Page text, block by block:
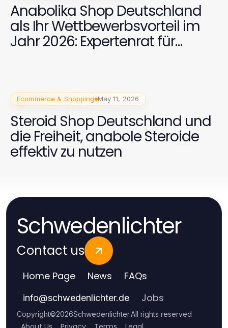
Anabolika Shop Deutschland
als Ihr Wettbewerbsvorteil im
Jahr 2026: Expertenrat für
Ecommerce & Shopping May 11, 2026
Steroid Shop Deutschland und
die Freiheit, anabole Steroide
effektiv zu nutzen
Schwedenlichter
Contact us
Home Page News FAQs
info@schwedenlichter.de Jobs
Copyright©2026Schwedenlichter.All rights reserved